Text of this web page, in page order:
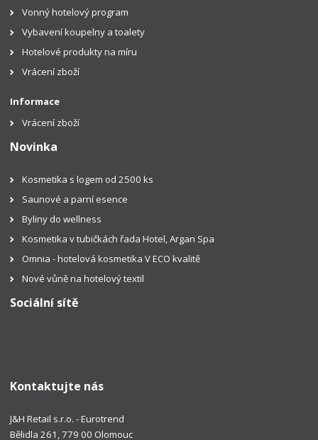
Vonný hotelový program
Vybavení koupelny a toalety
Hotelové produkty na míru
Vrácení zboží
Informace
Vrácení zboží
Novinka
Kosmetika s logem od 2500 ks
Saunové a parní esence
Byliny do wellness
Kosmetika v tubičkách řada Hotel, Argan Spa
Omnia - hotelová kosmetika V ECO kvalitě
Nové vůně na hotelový textil
Sociální sítě
Kontaktujte nás
J&H Retail s.r.o. - Eurotrend
Bělidla 261, 779 00 Olomouc